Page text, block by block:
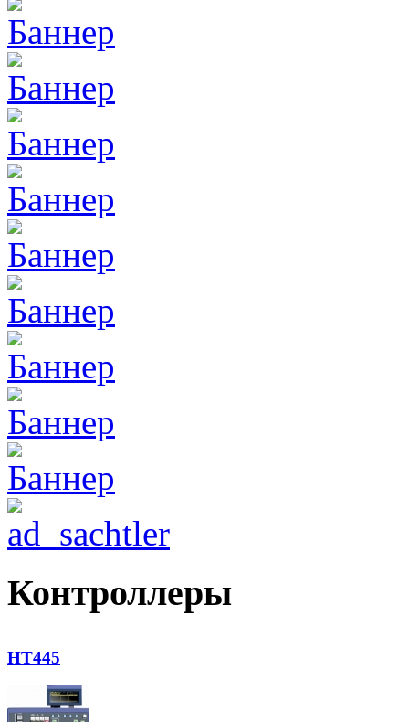
Контроллеры
HT445